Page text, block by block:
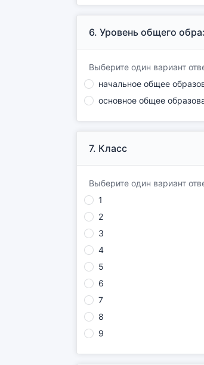
6. Уровень общего
Выберите один вариант
начальное общее
основное общее
7. Класс
Выберите один вариант
1
2
3
4
5
6
7
8
9